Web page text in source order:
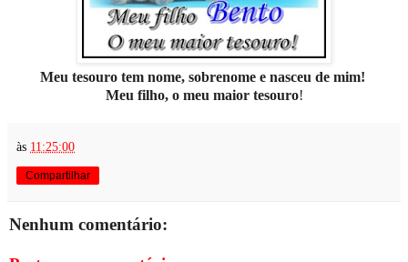
Meu tesouro tem nome, sobrenome e nasceu de mim!
Meu filho, o meu maior tesouro!
às 11:25:00
Compartilhar
Nenhum comentário: